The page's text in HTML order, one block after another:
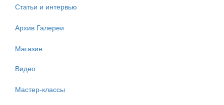
Статьи и интервью
Архив Галереи
Магазин
Видео
Мастер-классы